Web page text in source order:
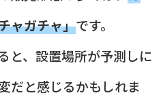
ャガチャ」です。
と、設置場所が予測しに
だと感じるかもしれま